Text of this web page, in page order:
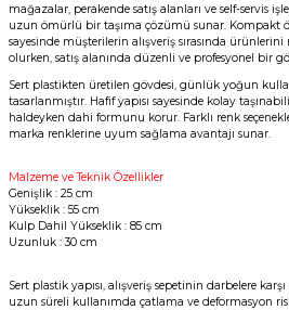
mağazalar, perakende satış alanları ve self-servis
uzun ömürlü bir taşıma çözümü sunar. Kompakt
sayesinde müşterilerin alışveriş sırasında ürünlerini
olurken, satış alanında düzenli ve profesyonel bir
Sert plastikten üretilen gövdesi, günlük yoğun
tasarlanmıştır. Hafif yapısı sayesinde kolay
haldeyken dahi formunu korur. Farklı renk
marka renklerine uyum sağlama avantajı sunar.
Malzeme ve Teknik Özellikler
Genişlik : 25 cm
Yükseklik : 55 cm
Kulp Dahil Yükseklik : 85 cm
Uzunluk : 30 cm
Sert plastik yapısı, alışveriş sepetinin darbelere
uzun süreli kullanımda çatlama ve deformasyon